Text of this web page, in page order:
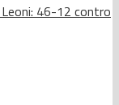
Leoni: 46-12 contro